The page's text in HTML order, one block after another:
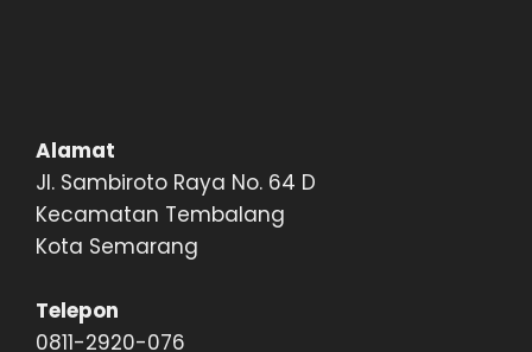
Alamat
Jl. Sambiroto Raya No. 64 D
Kecamatan Tembalang
Kota Semarang
Telepon
0811-2920-076